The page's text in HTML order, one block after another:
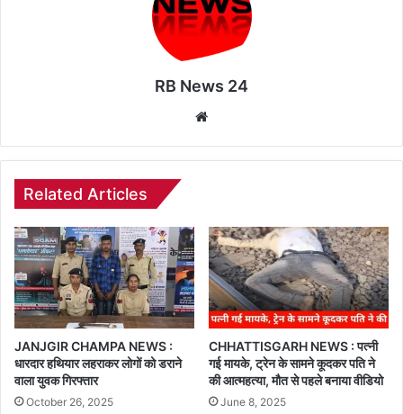
RB News 24
Related Articles
JANJGIR CHAMPA NEWS :
धारदार हथियार लहराकर लोगों को डराने
वाला युवक गिरफ्तार
October 26, 2025
CHHATTISGARH NEWS : पत्नी
गई मायके, ट्रेन के सामने कूदकर पति ने
की आत्महत्या, मौत से पहले बनाया वीडियो
June 8, 2025